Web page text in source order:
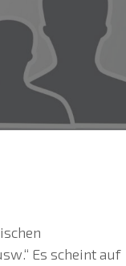
Es scheint auf